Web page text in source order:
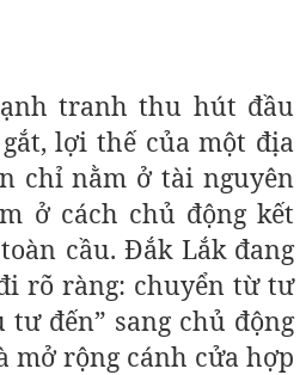
tranh thu hút đầu
lợi thế của một địa
chỉ nằm ở tài nguyên
ở cách chủ động kết
cầu. Đắk Lắk đang
rõ ràng: chuyển từ tư
tư đến” sang chủ động
mở rộng cánh cửa hợp